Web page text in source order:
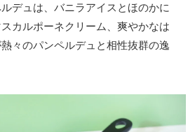
デュは、バニラアイスとほのかに
カルポーネクリーム、爽やかなは
々のパンペルデュと相性抜群の逸